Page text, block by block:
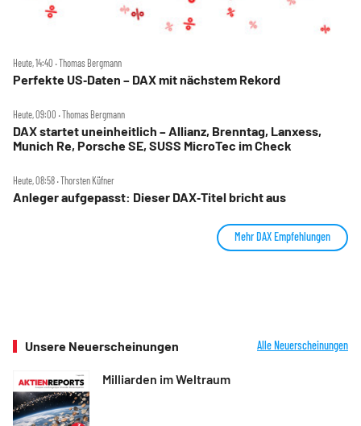
Heute, 14:40 ‧ Thomas Bergmann
Perfekte US‑Daten – DAX mit nächstem Rekord
Heute, 09:00 ‧ Thomas Bergmann
DAX startet uneinheitlich – Allianz, Brenntag, Lanxess,
Munich Re, Porsche SE, SUSS MicroTec im Check
Heute, 08:58 ‧ Thorsten Küfner
Anleger aufgepasst: Dieser DAX‑Titel bricht aus
Mehr DAX Empfehlungen
Unsere Neuerscheinungen Alle Neuerscheinungen
Milliarden im Weltraum